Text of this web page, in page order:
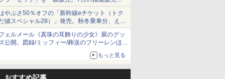
選無効分
やぶさ50％オフの「新幹線eチケット（トク
値スペシャル28）」発売。秋冬乗車分、えき
っと限定
ェルメール《真珠の耳飾りの少女》展のグッ
公開。図録/ミッフィー/葬送のフリーレンほ
もっと見る